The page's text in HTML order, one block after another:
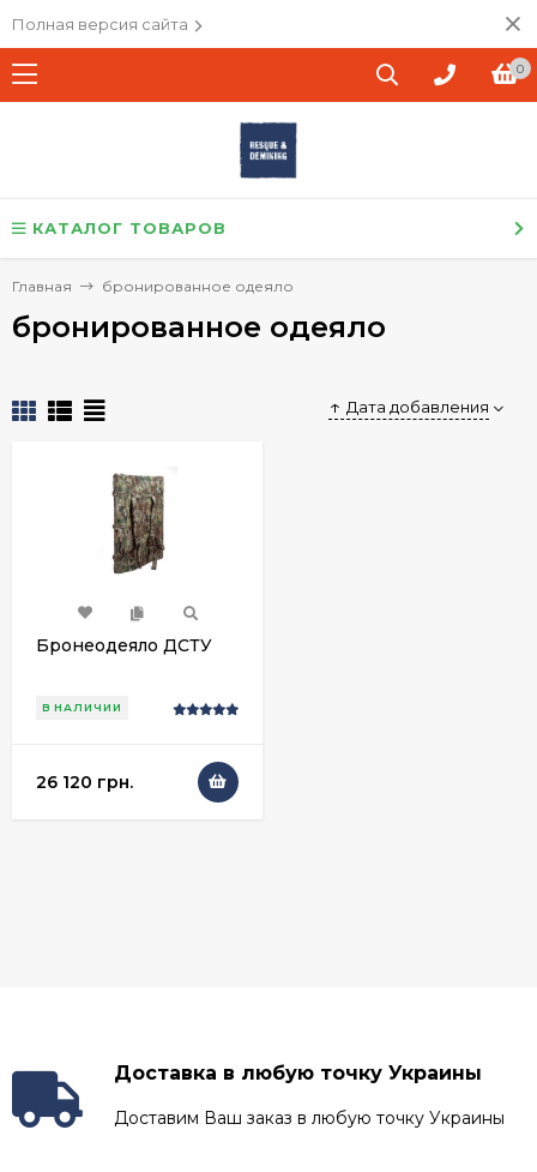
Полная версия сайта
0
КАТАЛОГ ТОВАРОВ
Главная бронированное одеяло
бронированное одеяло
Дата добавления
Бронеодеяло ДСТУ
В НАЛИЧИИ
26 120 грн.
Доставка в любую точку Украины
Доставим Ваш заказ в любую точку Украины